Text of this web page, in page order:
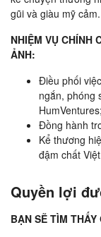
gũi và giàu mỹ cảm.
NHIỆM VỤ CHÍNH
ẢNH:
Điều phối
ngắn, phóng
HumVentures;
Đồng hành
Kể thương
đậm chất
Quyền lợi
BẠN SẼ TÌM THẤY